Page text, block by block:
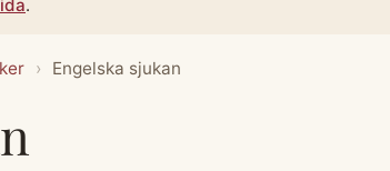
.
› Engelska sjukan